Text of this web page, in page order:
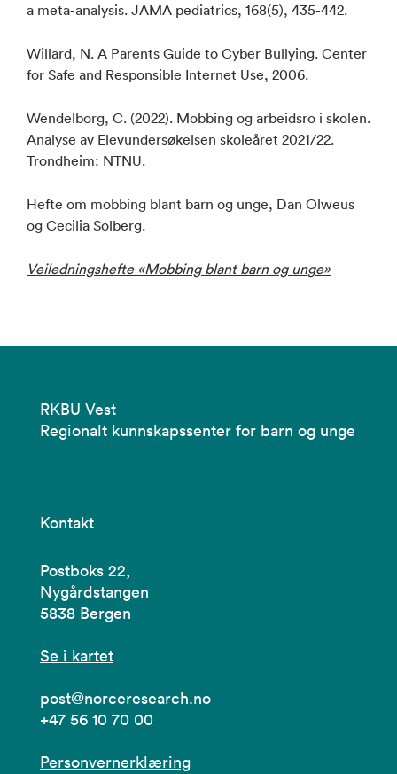
a meta-analysis. JAMA pediatrics, 168(5), 435-442.
Willard, N. A Parents Guide to Cyber Bullying. Center
for Safe and Responsible Internet Use, 2006.
Wendelborg, C. (2022). Mobbing og arbeidsro i skolen.
Analyse av Elevundersøkelsen skoleåret 2021/22.
Trondheim: NTNU.
Hefte om mobbing blant barn og unge, Dan Olweus
og Cecilia Solberg.
Veiledningshefte «Mobbing blant barn og unge»
RKBU Vest
Regionalt kunnskapssenter for barn og unge
Kontakt
Postboks 22,
Nygårdstangen
5838 Bergen
Se i kartet
post@norceresearch.no
+47 56 10 70 00
Personvernerklæring